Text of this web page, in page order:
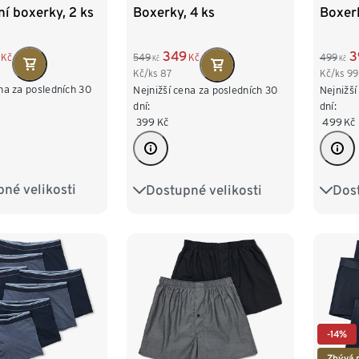
boxerky, 2 ks
Kč
za posledních 30
velikosti
5 L/6
Boxerky, 4 ks
549 Kč 349 Kč
Kč/ks87
Nejnižší cena za posledních 30
dní:
399 Kč
Dostupné velikosti
S/4 M/5 L/6
499 Kč
Kč/ks 99
dní:
499 Kč
S/4
-14%